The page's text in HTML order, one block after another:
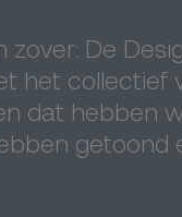
De
het collectief
dat hebben
getoond